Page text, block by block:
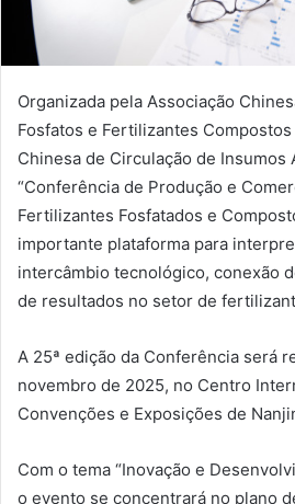
Organizada pela Associação
Fosfatos e Fertilizantes
Chinesa de Circulação de Insumos
“Conferência de Produção e
Fertilizantes Fosfatados e
importante plataforma para
intercâmbio tecnológico, conexão
de resultados no setor de
A 25ª edição da Conferência será
novembro de 2025, no Centro
Convenções e Exposições de
Com o tema “Inovação e
o evento se concentrará no plano